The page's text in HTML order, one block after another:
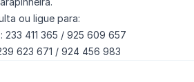
ou ligue para:
: 233 411 365 / 925 609 657
623 671 / 924 456 983